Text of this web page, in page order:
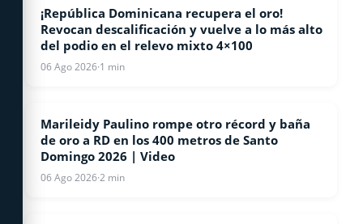
ATLETISMO
¡República Dominicana recupera el oro!
Revocan descalificación y vuelve a lo más alto
del podio en el relevo mixto 4×100
06 Ago 2026·1 min
ATLETISMO
Marileidy Paulino rompe otro récord y baña
de oro a RD en los 400 metros de Santo
Domingo 2026 | Video
06 Ago 2026·2 min